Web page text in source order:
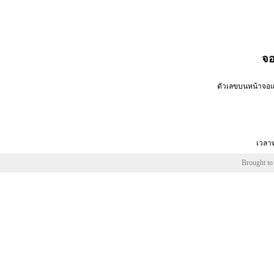
จ
ตัวเลขบนหน้าจอ
เวลา
Brought